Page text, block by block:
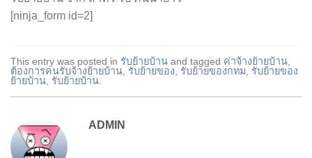
[ninja_form id=2]
This entry was posted in รับย้ายบ้าน and tagged ค่าจ้างย้ายบ้าน,
ต้องการคนรับจ้างย้ายบ้าน, รับย้ายของ, รับย้ายของกทม, รับย้ายของ
ย้ายบ้าน, รับย้ายบ้าน.
ADMIN